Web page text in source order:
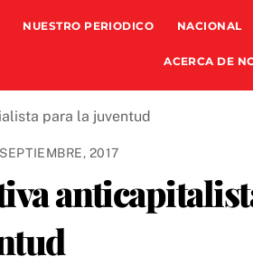
NUESTRO PERIODICO NACIONAL
ACERCA DE
2017